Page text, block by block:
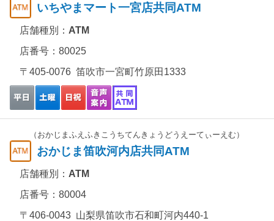
いちやまマート一宮店共同ATM
店舗種別： ATM
店番号：80025
〒405-0076 笛吹市一宮町竹原田1333
（おかじまふえふきこうちてんきょうどうえーてぃーえむ）
おかじま笛吹河内店共同ATM
店舗種別： ATM
店番号：80004
〒406-0043 山梨県笛吹市石和町河内440-1